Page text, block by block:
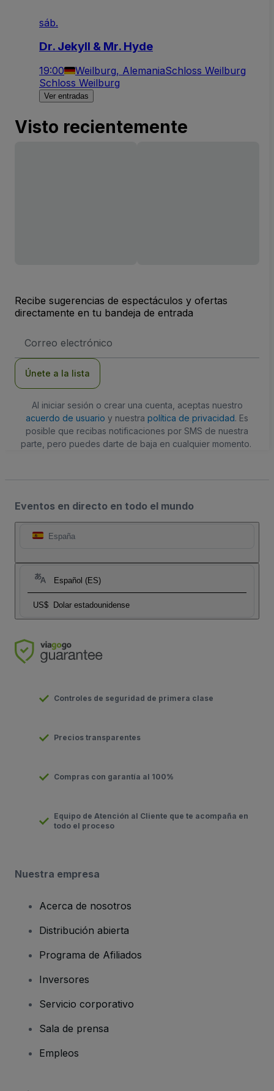
sáb.
Dr. Jekyll & Mr. Hyde
19:00 Weilburg, AlemaniaSchloss Weilburg
Schloss Weilburg
Ver entradas
Visto recientemente
Recibe sugerencias de espectáculos y ofertas
directamente en tu bandeja de entrada
de
Únete a la lista
Al iniciar sesión o crear una cuenta, aceptas nuestro
acuerdo de usuario y nuestra política de privacidad. Es
posible que recibas notificaciones por SMS de nuestra
parte, pero puedes darte de baja en cualquier momento.
Eventos en directo en todo el mundo
España
Español (ES)
US$ Dolar estadounidense
Controles de seguridad de primera clase
Precios transparentes
Compras con garantía al 100%
Equipo de Atención al Cliente que te acompaña en
todo el proceso
Nuestra empresa
Acerca de nosotros
Distribución abierta
Programa de Afiliados
Inversores
Servicio corporativo
Sala de prensa
Empleos